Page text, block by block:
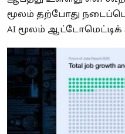
மூலம் தற்போது
AI மூலம் ஆட்டோமெட்டிக்